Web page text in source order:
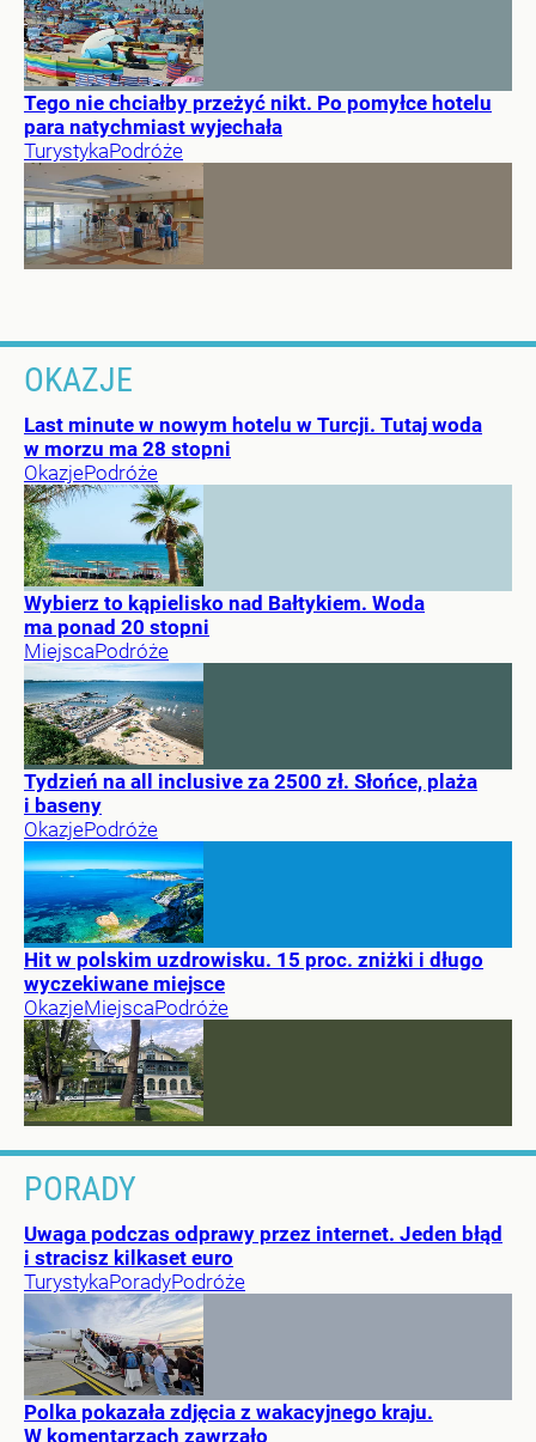
Tego nie chciałby przeżyć nikt. Po pomyłce hotelu
para natychmiast wyjechała
TurystykaPodróże
OKAZJE
Last minute w nowym hotelu w Turcji. Tutaj woda
w morzu ma 28 stopni
OkazjePodróże
Wybierz to kąpielisko nad Bałtykiem. Woda
ma ponad 20 stopni
MiejscaPodróże
Tydzień na all inclusive za 2500 zł. Słońce, plaża
i baseny
OkazjePodróże
Hit w polskim uzdrowisku. 15 proc. zniżki i długo
wyczekiwane miejsce
OkazjeMiejscaPodróże
PORADY
Uwaga podczas odprawy przez internet. Jeden błąd
i stracisz kilkaset euro
TurystykaPoradyPodróże
Polka pokazała zdjęcia z wakacyjnego kraju.
W komentarzach zawrzało